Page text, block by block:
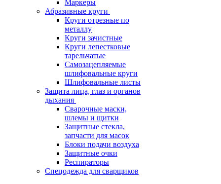
Маркеры
Абразивные круги
Круги отрезные по
металлу
Круги зачистные
Круги лепестковые
тарельчатые
Самозацепляемые
шлифовальные круги
Шлифовальные листы
Защита лица, глаз и органов
дыхания
Сварочные маски,
шлемы и щитки
Защитные стекла,
запчасти для масок
Блоки подачи воздуха
Защитные очки
Респираторы
Спецодежда для сварщиков